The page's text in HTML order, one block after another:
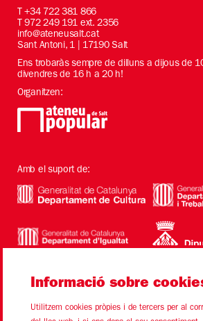
T+34 722 381 866
T 972 249 191 ext. 2356
info@ateneusalt.cat
Sant Antoni, 1 | 17190 Salt
Ens trobaràs sempre de dilluns a dijous de
divendres de 16 h a 20 h!
Organitzen:
Amb el suport de:
Informació sobre
Utilitzem cookies pròpies i de tercers per al